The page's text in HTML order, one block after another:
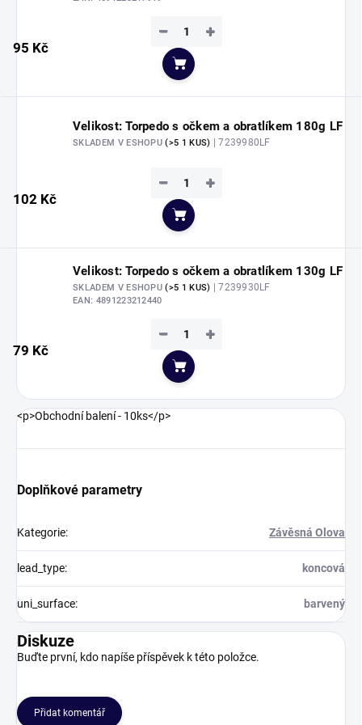
95 Kč
+
−
Do košíku
Velikost: Torpedo s očkem a obratlíkem 180g LF
SKLADEM V ESHOPU(>5 1 KUS) | 7239980LF
102 Kč
+
−
Do košíku
Velikost: Torpedo s očkem a obratlíkem 130g LF
SKLADEM V ESHOPU(>5 1 KUS) | 7239930LF
EAN: 4891223212440
79 Kč
+
−
Do košíku
<p>Obchodní balení - 10ks</p>
Doplňkové parametry
Kategorie: Závěsná Olova
lead_type: koncová
uni_surface: barvený
Diskuze
Buďte první, kdo napíše příspěvek k této položce.
Přidat komentář